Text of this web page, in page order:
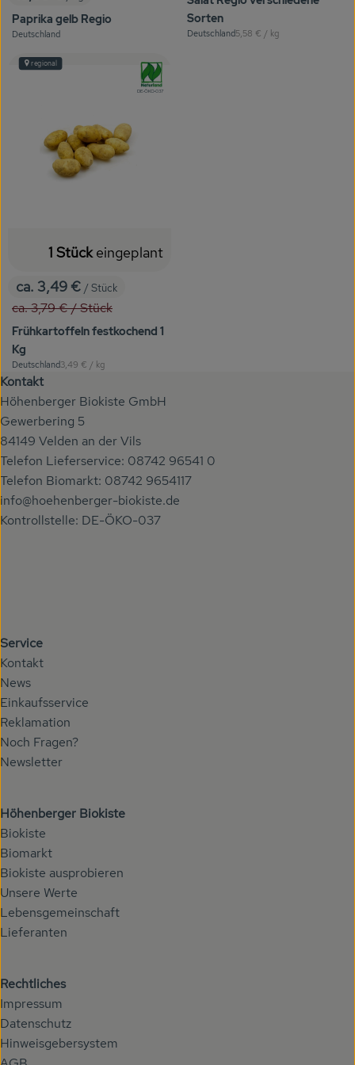
, Preis:
Paprika gelb Regio
, Herkunft:
Deutschland
Sorten
, Herkunft:
Deutschland, Referenzpreis:
5,58 € / kg
, Preis:
ca. 3,49 € / Stück
, Alter Preis:
ca. 3,79 €/ Stück
Frühkartoffeln festkochend 1
Kg
, Herkunft:
Deutschland, Referenzpreis:
3,49 € / kg
1 Stückeingeplant
, Verband:
, Kontrollstelle:
DE-ÖKO-037
regional
Kontakt
Höhenberger Biokiste GmbH
Gewerbering 5
84149 Velden an der Vils
Telefon Lieferservice: 08742 96541 0
Telefon Biomarkt: 08742 9654117
info@hoehenberger-biokiste.de
Kontrollstelle: DE-ÖKO-037
Service
Kontakt
News
Einkaufsservice
Reklamation
Noch Fragen?
Newsletter
Höhenberger Biokiste
Biokiste
Biomarkt
Biokiste ausprobieren
Unsere Werte
Lebensgemeinschaft
Lieferanten
Rechtliches
Impressum
Datenschutz
Hinweisgebersystem